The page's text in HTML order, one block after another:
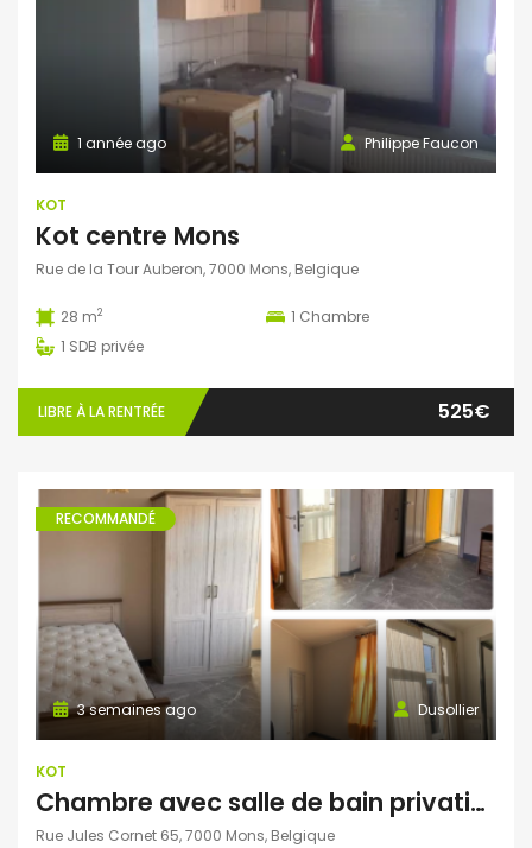
Philippe Faucon
1 année ago
KOT
Kot centre Mons
Rue de la Tour Auberon, 7000 Mons, Belgique
28 m2 1 Chambre
1 SDB privée
LIBRE À LA RENTRÉE 525€
RECOMMANDÉ
Dusollier
3 semaines ago
KOT
Chambre avec salle de bain privative et bureau séparé dans une colocation de 4 personnes
Rue Jules Cornet 65, 7000 Mons, Belgique